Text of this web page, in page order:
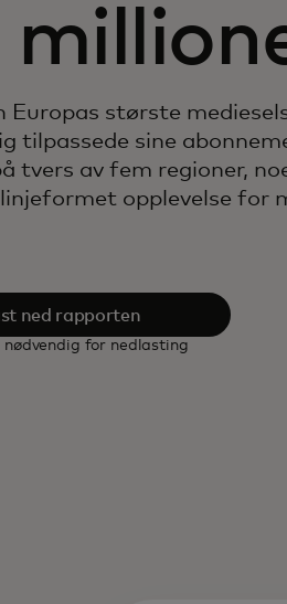
Europas største
tilpassede sine
tvers av fem regioner,
opplevelse for
ned rapporten
nødvendig for nedlasting